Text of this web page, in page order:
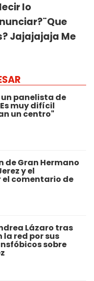
lo
Jajajajaja Me
panelista de
muy difícil
un centro"
de Gran Hermano
y el
comentario de
Lázaro tras
la red por sus
sobre